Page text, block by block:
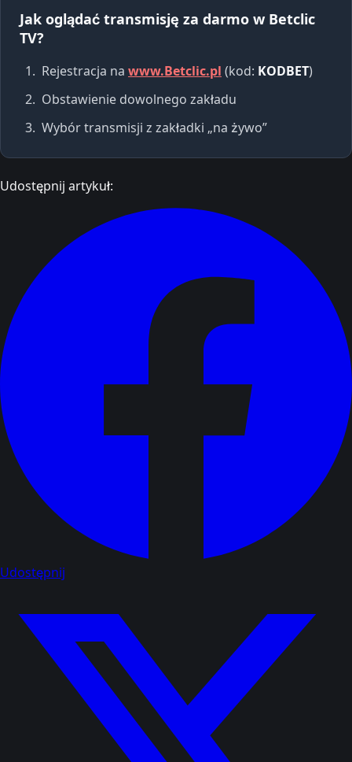
Jak oglądać transmisję za darmo w Betclic
TV?
Rejestracja na www.Betclic.pl (kod: KODBET)
Obstawienie dowolnego zakładu
Wybór transmisji z zakładki „na żywo”
Udostępnij artykuł:
Udostępnij